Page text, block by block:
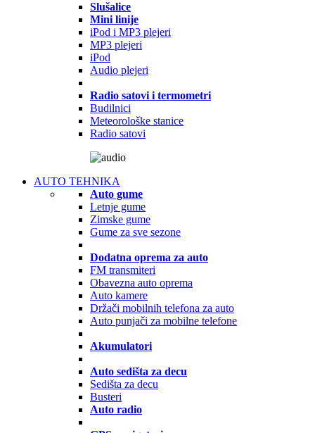
Slušalice
Mini linije
iPod i MP3 plejeri
MP3 plejeri
iPod
Audio plejeri
Radio satovi i termometri
Budilnici
Meteorološke stanice
Radio satovi
AUTO TEHNIKA
Auto gume
Letnje gume
Zimske gume
Gume za sve sezone
Dodatna oprema za auto
FM transmiteri
Obavezna auto oprema
Auto kamere
Držači mobilnih telefona za auto
Auto punjači za mobilne telefone
Akumulatori
Auto sedišta za decu
Sedišta za decu
Busteri
Auto radio